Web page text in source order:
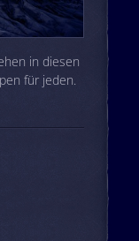
in diesen
für jeden.